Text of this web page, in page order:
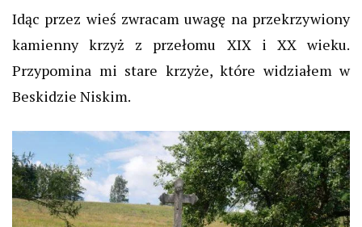
Idąc przez wieś zwracam uwagę na przekrzywiony
kamienny krzyż z przełomu XIX i XX wieku.
Przypomina mi stare krzyże, które widziałem w
Beskidzie Niskim.